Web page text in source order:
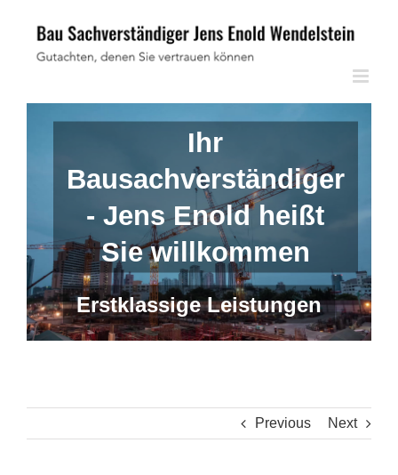
content
Ihr
Bausachverständiger
- Jens Enold heißt
Sie willkommen
Erstklassige Leistungen
Previous Next